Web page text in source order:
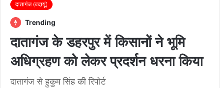
दातागंज (बदायूं)
Trending
दातागंज के डहरपुर में किसानों ने भूमि
अधिग्रहण को लेकर प्रदर्शन धरना किया
दातागंज से हुकुम सिंह की रिपोर्ट